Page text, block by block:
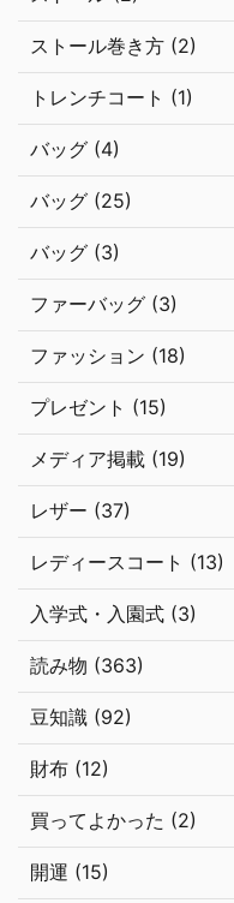
ストール巻き方 (2)
トレンチコート (1)
バッグ (4)
バッグ (25)
バッグ (3)
ファーバッグ (3)
ファッション (18)
プレゼント (15)
メディア掲載 (19)
レザー (37)
レディースコート (13)
入学式・入園式 (3)
読み物 (363)
豆知識 (92)
財布 (12)
買ってよかった (2)
開運 (15)